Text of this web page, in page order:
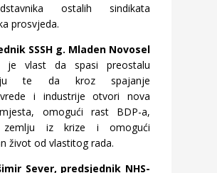
ostalih sindikata
prosvjeda.
SSSH g. Mladen Novosel
je vlast da spasi preostalu
te da kroz spajanje
i industrije otvori nova
omogući rast BDP-a,
zemlju iz krize i omogući
život od vlastitog rada.
Sever, predsjednik NHS-